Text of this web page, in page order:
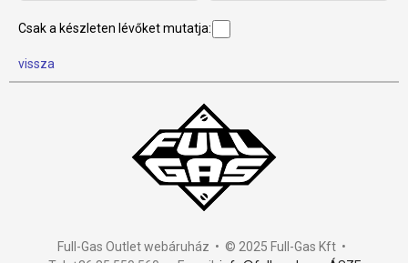
Csak a készleten lévőket mutatja:
vissza
Full-Gas Outlet webáruház • © 2025 Full-Gas Kft •